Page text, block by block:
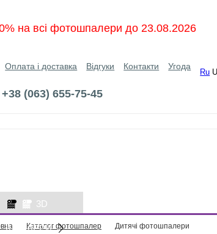
на всі фотошпалери до 23.08.2026
Оплата і доставка Відгуки Контакти Угода
Ru
+38 (063) 655-75-45
3D
ШПАЛЕРИКаталог фотошпалер Дитячі фотошпалери